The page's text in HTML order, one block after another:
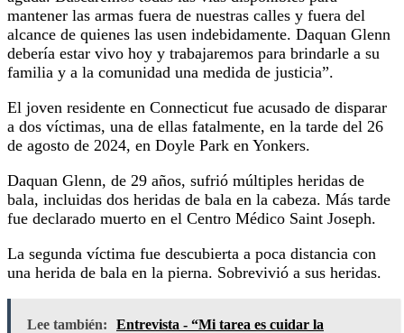
mantener las armas fuera de nuestras calles y fuera del
alcance de quienes las usen indebidamente. Daquan Glenn
debería estar vivo hoy y trabajaremos para brindarle a su
familia y a la comunidad una medida de justicia”.
El joven residente en Connecticut fue acusado de disparar
a dos víctimas, una de ellas fatalmente, en la tarde del 26
de agosto de 2024, en Doyle Park en Yonkers.
Daquan Glenn, de 29 años, sufrió múltiples heridas de
bala, incluidas dos heridas de bala en la cabeza. Más tarde
fue declarado muerto en el Centro Médico Saint Joseph.
La segunda víctima fue descubierta a poca distancia con
una herida de bala en la pierna. Sobrevivió a sus heridas.
Lee también:
Entrevista - “Mi tarea es cuidar la